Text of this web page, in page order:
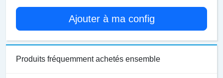
Ajouter à ma config
Produits fréquemment achetés ensemble